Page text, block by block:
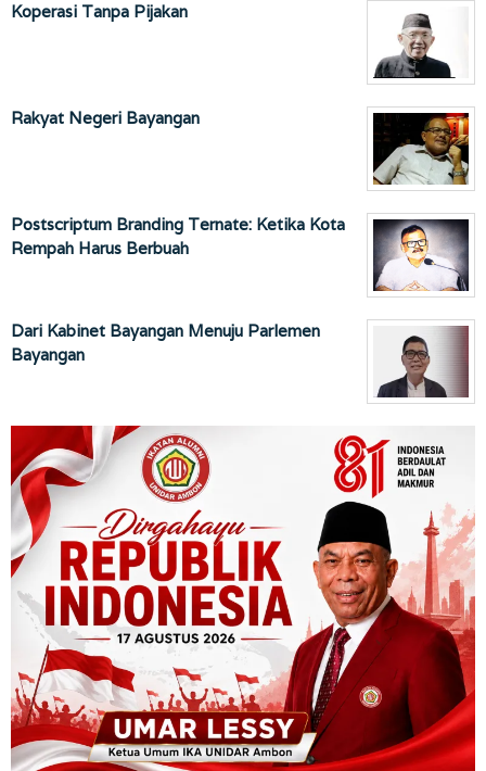
Koperasi Tanpa Pijakan
Rakyat Negeri Bayangan
Postscriptum Branding Ternate: Ketika Kota
Rempah Harus Berbuah
Dari Kabinet Bayangan Menuju Parlemen
Bayangan